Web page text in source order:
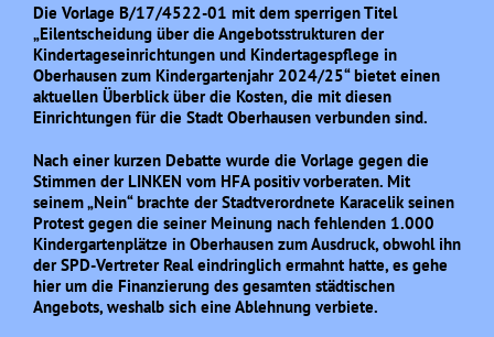
Die Vorlage B/17/4522-01 mit dem sperrigen Titel
„Eilentscheidung über die Angebotsstrukturen der
Kindertageseinrichtungen und Kindertagespflege in
Oberhausen zum Kindergartenjahr 2024/25“ bietet einen
aktuellen Überblick über die Kosten, die mit diesen
Einrichtungen für die Stadt Oberhausen verbunden sind.
Nach einer kurzen Debatte wurde die Vorlage gegen die
Stimmen der LINKEN vom HFA positiv vorberaten. Mit
seinem „Nein“ brachte der Stadtverordnete Karacelik seinen
Protest gegen die seiner Meinung nach fehlenden 1.000
Kindergartenplätze in Oberhausen zum Ausdruck, obwohl ihn
der SPD-Vertreter Real eindringlich ermahnt hatte, es gehe
hier um die Finanzierung des gesamten städtischen
Angebots, weshalb sich eine Ablehnung verbiete.